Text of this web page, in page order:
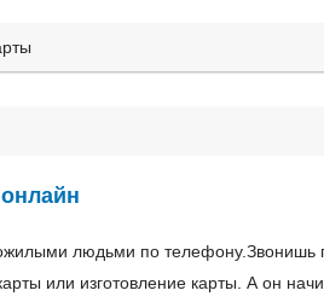
людьми по телефону.Звонишь
или изготовление карты. А он